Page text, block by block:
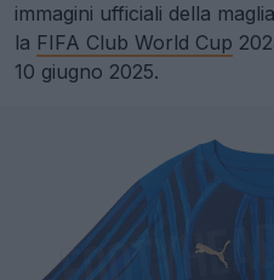
immagini ufficiali della
la FIFA Club World Cup
10 giugno 2025.